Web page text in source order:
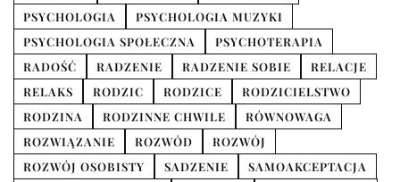
PSYCHOLOGIA
PSYCHOLOGIA MUZYKI
PSYCHOLOGIA SPOŁECZNA
PSYCHOTERAPIA
RADOŚĆ
RADZENIE RADZENIE SOBIE
RELACJE
RELAKS
RODZIC RODZICE
RODZICIELSTWO
RODZINA
RODZINNE CHWILE
RÓWNOWAGA
ROZWIĄZANIE
ROZWÓD
ROZWÓJ
ROZWÓJ OSOBISTY
SADZENIE
SAMOAKCEPTACJA